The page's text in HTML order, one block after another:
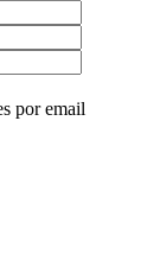
por email